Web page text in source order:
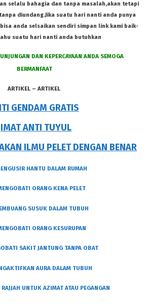
selalu bahagia dan tanpa masalah,akan tetapi
diundang.Jika suatu hari nanti anda punya
anda selsaikan sendiri simpan link kami baik-
suatu hari nanti anda butuhkan
DAN KEPERCAYAAN ANDA SEMOGA
BERMANFAAT
ARTIKEL – ARTIKEL
GENDAM GRATIS
ANTI TUYUL
ILMU PELET DENGAN BENAR
HANTU DALAM RUMAH
ORANG KENA PELET
SUSUK DALAM TUBUH
ORANG KESURUPAN
SAKIT JANTUNG TANPA OBAT
AURA DALAM TUBUH
UNTUK AZIMAT ATAU PEGANGAN